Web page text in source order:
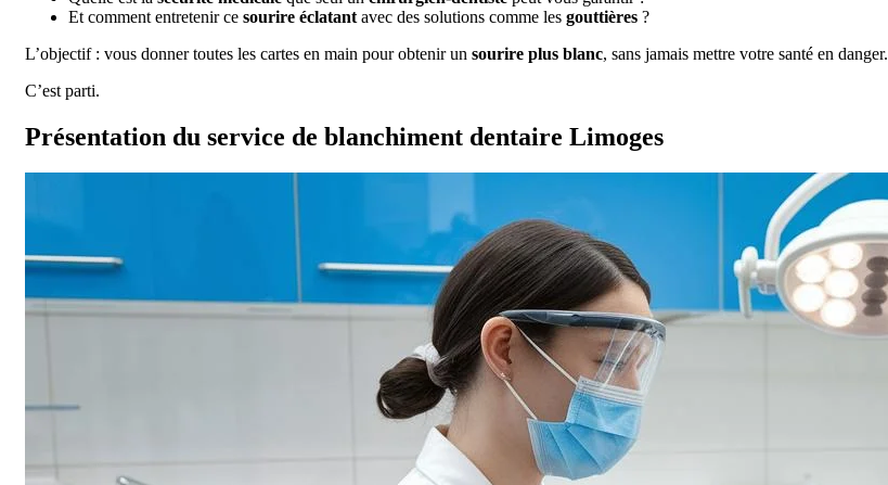
Et comment entretenir ce sourire éclatant avec des solutions comme les gouttières ?
L’objectif : vous donner toutes les cartes en main pour obtenir un sourire plus blanc, sans jamais mettre votre santé en danger.
C’est parti.
Présentation du service de blanchiment dentaire Limoges